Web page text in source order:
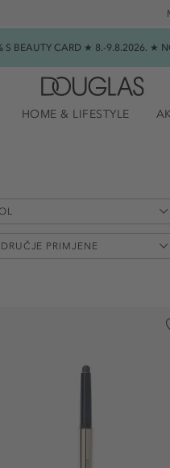
BEAUTY CARD ★ 8.-9.8.2026. ★
HOME & LIFESTYLE
PRIMJENE
Ne sadrži palmino ulje (1)